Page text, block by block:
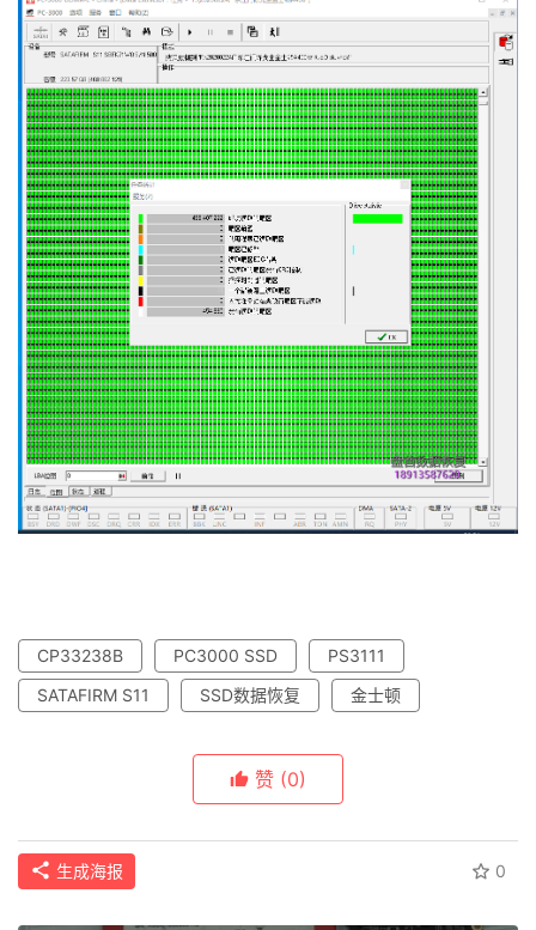
复
成
功
案
例
技
术
资
料
设
备
展
常
见
问
视
频
登录
CP33238B PC3000 SSD
PS3111
SATAFIRM S11
SSD数据恢复 金士顿
赞 (0)
生成海报 0